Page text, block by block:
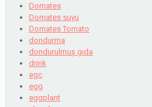
Domates
Domates suyu
Domates Tomato
dondurma
dondurulmuş gıda
drink
egc
egg
eggplant